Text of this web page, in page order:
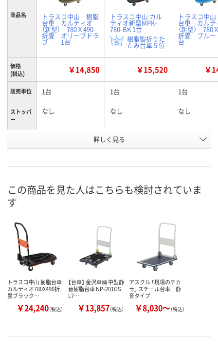
商品名 トラスコ中山 樹脂
台車 カルティオ
（新型） 780Ｘ490
折畳 オリーブドラ
ブ 1台
トラスコ中山 カル
ティオ新型MPK-
780-BK 1台
樹脂製折りた
たみ台車 5 位
トラスコ中
台車 カルテ
（新型）
折畳 ブル
台
価格
(税込)
￥14,850 ￥15,520 ￥
販売単位 1台 1台 1台
ストッパ
ー
なし なし なし
ブラック
号
お届け日
数量
詳しく見る
この商品を見た人はこちらも検討されていま
す
トラスコ中山 樹脂台車
カルティオ780X490折
畳ブラック…
￥24,240（税込）
【台車】 金沢車輌 中型静
音樹脂台車 NP-201GS
L7…
￥13,857（税込）
アスクル 「現場のチカ
ラ」 スチール台車 静
音タイプ
￥8,030～（税込）